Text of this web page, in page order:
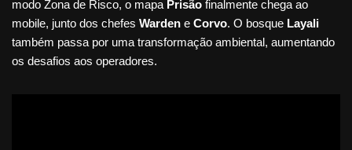
modo Zona de Risco, o mapa Prisão finalmente chega ao
mobile, junto dos chefes Warden e Corvo. O bosque Layali
também passa por uma transformação ambiental, aumentando
os desafios aos operadores.